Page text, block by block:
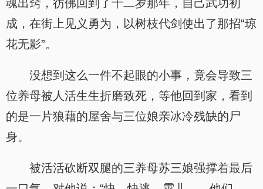
魂出窍，彷佛回到了十二岁那年，自己武功初
成，在街上见义勇为，以树枝代剑使出了那招“琼
花无影”。
没想到这么一件不起眼的小事，竟会导致三
位养母被人活生生折磨致死，等他回到家，看到
的是一片狼藉的屋舍与三位娘亲冰冷残缺的尸
身。
被活活砍断双腿的三养母苏三娘强撑着最后